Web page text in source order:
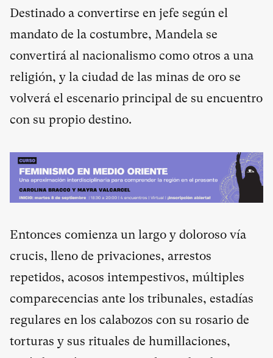
Destinado a convertirse en jefe según el
mandato de la costumbre, Mandela se
convertirá al nacionalismo como otros a una
religión, y la ciudad de las minas de oro se
volverá el escenario principal de su encuentro
con su propio destino.
Entonces comienza un largo y doloroso vía
crucis, lleno de privaciones, arrestos
repetidos, acosos intempestivos, múltiples
comparecencias ante los tribunales, estadías
regulares en los calabozos con su rosario de
torturas y sus rituales de humillaciones,